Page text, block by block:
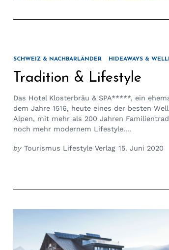
SCHWEIZ & NACHBARLÄNDER HIDEAWAYS &
Tradition & Lifestyle
Das Hotel Klosterbräu & SPA*****, ein
dem Jahre 1516, heute eines der besten
Alpen, mit mehr als 200 Jahren
noch mehr modernem Lifestyle....
by Tourismus Lifestyle Verlag 15. Juni 2020